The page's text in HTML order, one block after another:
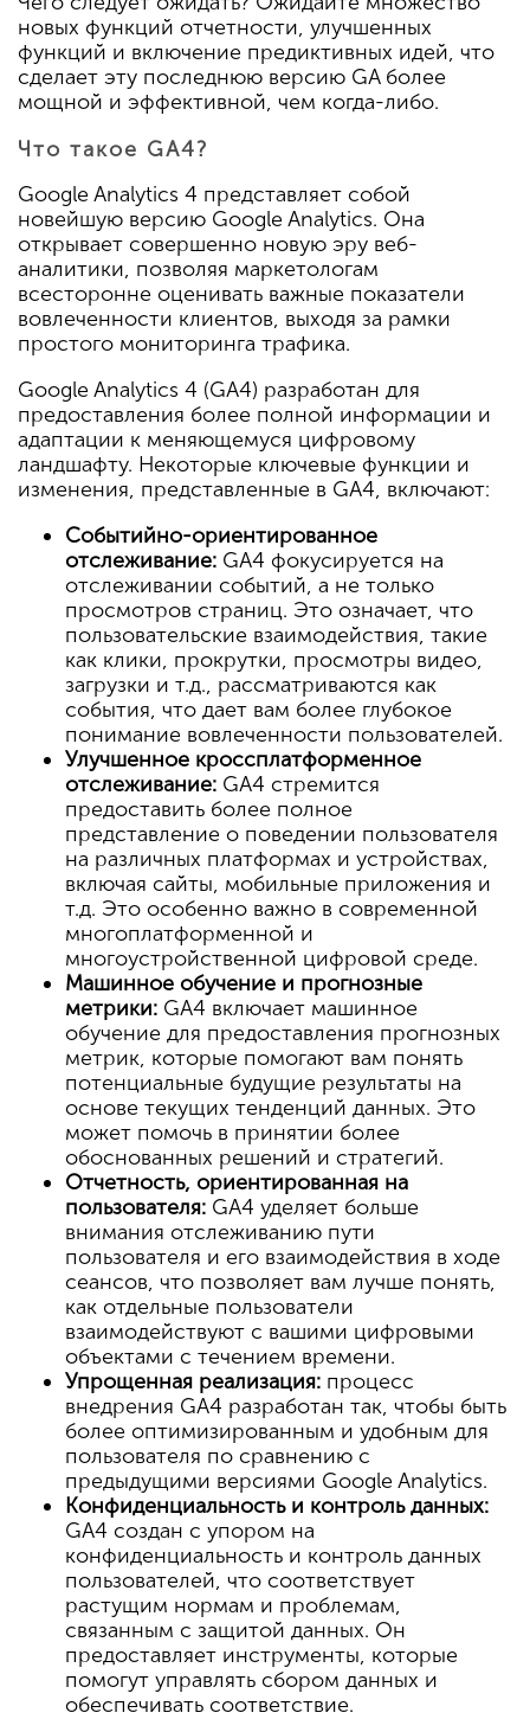
новых функций отчетности, улучшенных
функций и включение предиктивных идей, что
сделает эту последнюю версию GA более
мощной и эффективной, чем когда-либо.
Что такое GA4?
Google Analytics 4 представляет собой
новейшую версию Google Analytics. Она
открывает совершенно новую эру веб-
аналитики, позволяя маркетологам
всесторонне оценивать важные показатели
вовлеченности клиентов, выходя за рамки
простого мониторинга трафика.
Google Analytics 4 (GA4) разработан для
предоставления более полной информации и
адаптации к меняющемуся цифровому
ландшафту. Некоторые ключевые функции и
изменения, представленные в GA4, включают:
Событийно-ориентированное
отслеживание: GA4 фокусируется на
отслеживании событий, а не только
просмотров страниц. Это означает, что
пользовательские взаимодействия, такие
как клики, прокрутки, просмотры видео,
загрузки и т.д., рассматриваются как
события, что дает вам более глубокое
понимание вовлеченности пользователей.
Улучшенное кроссплатформенное
отслеживание: GA4 стремится
предоставить более полное
представление о поведении пользователя
на различных платформах и устройствах,
включая сайты, мобильные приложения и
т.д. Это особенно важно в современной
многоплатформенной и
многоустройственной цифровой среде.
Машинное обучение и прогнозные
метрики: GA4 включает машинное
обучение для предоставления прогнозных
метрик, которые помогают вам понять
потенциальные будущие результаты на
основе текущих тенденций данных. Это
может помочь в принятии более
обоснованных решений и стратегий.
Отчетность, ориентированная на
пользователя: GA4 уделяет больше
внимания отслеживанию пути
пользователя и его взаимодействия в ходе
сеансов, что позволяет вам лучше понять,
как отдельные пользователи
взаимодействуют с вашими цифровыми
объектами с течением времени.
Упрощенная реализация: процесс
внедрения GA4 разработан так, чтобы быть
более оптимизированным и удобным для
пользователя по сравнению с
предыдущими версиями Google Analytics.
Конфиденциальность и контроль данных:
GA4 создан с упором на
конфиденциальность и контроль данных
пользователей, что соответствует
растущим нормам и проблемам,
связанным с защитой данных. Он
предоставляет инструменты, которые
помогут управлять сбором данных и
обеспечивать соответствие.